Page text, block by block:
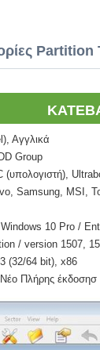
Αγγλικά
Group
(υπολογιστή),
Samsung, MSI,
Windows 10 Pro /
/ version 1507,
(32/64 bit), x86
Πλήρης έκδοσησ